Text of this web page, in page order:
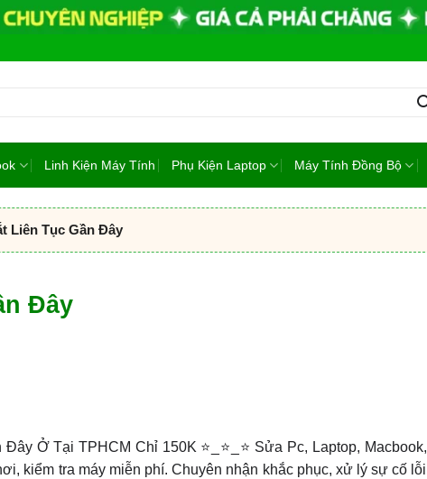
Linh Kiện Máy Tính Phụ Kiện Laptop Máy Tính Đồng Bộ
Liên Tục Gần Đây
Đây
Đây Ở Tại TPHCM Chỉ 150K ⭐_⭐_⭐ Sửa Pc, Laptop, Macbook,
kiểm tra máy miễn phí. Chuyên nhận khắc phục, xử lý sự cố lỗi